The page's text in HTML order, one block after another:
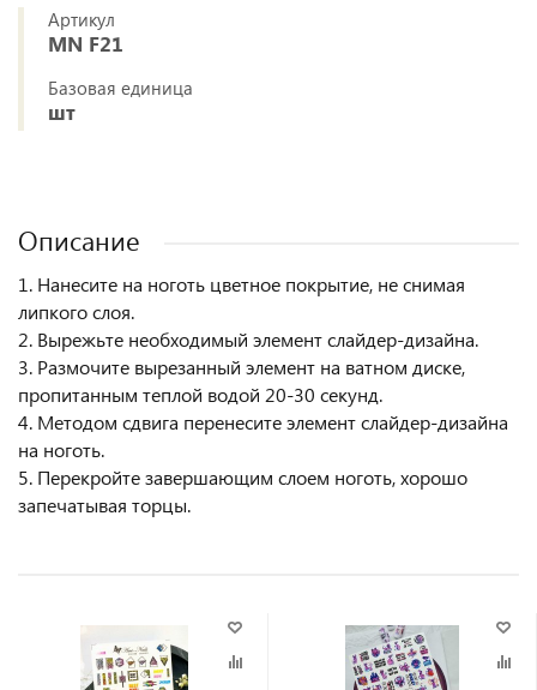
Артикул
MN F21
Базовая единица
шт
Описание
1. Нанесите на ноготь цветное покрытие, не снимая
липкого слоя.
2. Вырежьте необходимый элемент слайдер-дизайна.
3. Размочите вырезанный элемент на ватном диске,
пропитанным теплой водой 20-30 секунд.
4. Методом сдвига перенесите элемент слайдер-дизайна
на ноготь.
5. Перекройте завершающим слоем ноготь, хорошо
запечатывая торцы.